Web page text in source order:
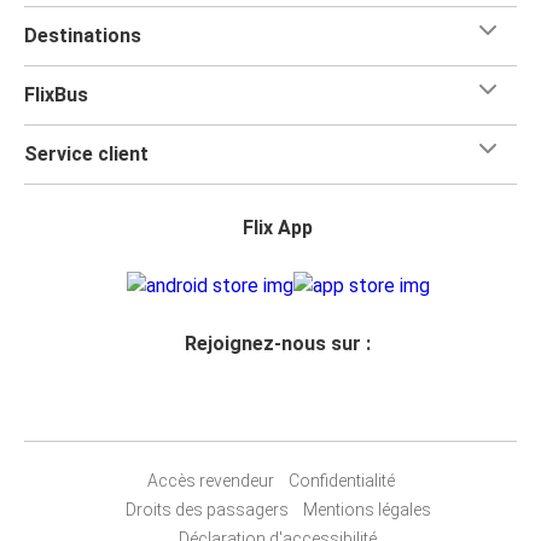
Destinations
FlixBus
Service client
Flix App
Rejoignez-nous sur :
Accès revendeur
Confidentialité
Droits des passagers
Mentions légales